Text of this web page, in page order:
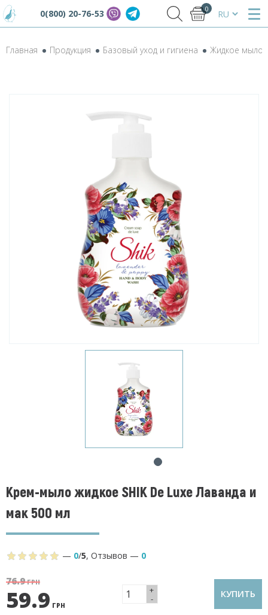
0(800) 20-76-53 0
Главная Продукция Базовый уход и гигиена Жидкое мыло
Крем-мыло жидкое SHIK De Luxe Лаванда и
мак 500 мл
— 0/5, Отзывов — 0
76.9ГРН
59.9 ГРН
+
-
КУПИТЬ